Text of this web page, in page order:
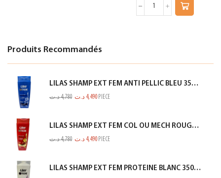
Produits Recommandés
LILAS SHAMP EXT FEM ANTI PELLIC BLEU 350ML
4,780د.ت 4,490 د.ت PIECE
LILAS SHAMP EXT FEM COL OU MECH ROUGE 350ML
4,780د.ت 4,490 د.ت PIECE
LILAS SHAMP EXT FEM PROTEINE BLANC 350ML